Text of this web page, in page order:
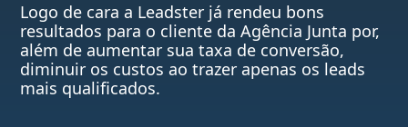
Logo de cara a Leadster já rendeu bons
resultados para o cliente da Agência Junta por,
além de aumentar sua taxa de conversão,
diminuir os custos ao trazer apenas os leads
mais qualificados.